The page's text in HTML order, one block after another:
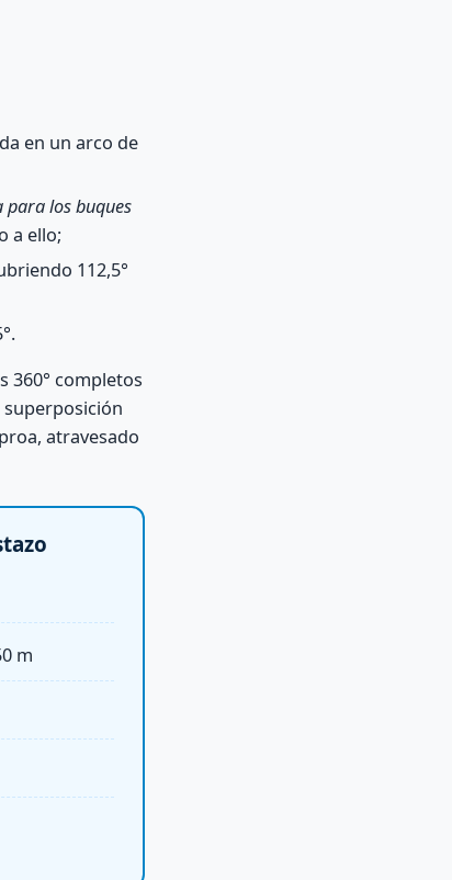
en un arco de
los buques
a ello;
112,5°
360° completos
superposición
atravesado
m